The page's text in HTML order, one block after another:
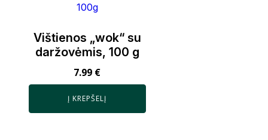
Vištienos „wok“ su
daržovėmis, 100 g
7.99 €
Į KREPŠELĮ